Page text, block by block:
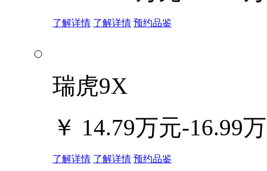
了解详情 了解详情 预约品鉴
瑞虎9X
￥ 14.79万元-16.99
了解详情 了解详情 预约品鉴